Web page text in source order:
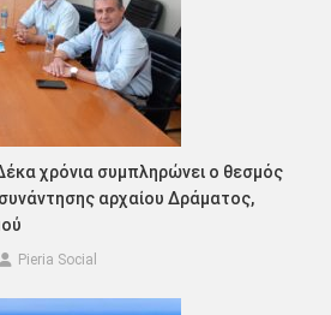
χρόνια συμπληρώνει ο θεσμός
συνάντησης αρχαίου Δράματος,
Pieria Social